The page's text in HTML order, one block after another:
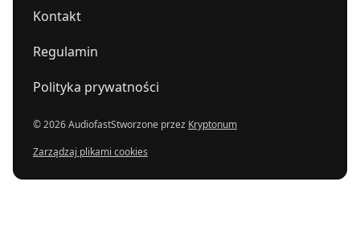
Kontakt
Regulamin
Polityka prywatności
© 2026 AudiofastStworzone przez Kryptonum
Zarządzaj plikami cookies